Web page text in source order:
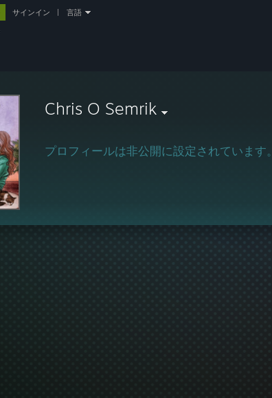
サインイン 言語
Chris O Semrik
プロフィールは非公開に設定されています。